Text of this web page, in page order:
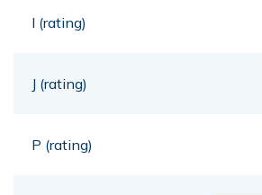
I (rating)
J (rating)
P (rating)